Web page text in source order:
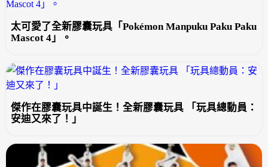
太可愛了全新膠囊玩具「Pokémon Manpuku Paku Paku
Mascot 4」。
傑作在膠囊玩具中誕生！全新膠囊玩具 「玩具總動員：
安迪又來了！」